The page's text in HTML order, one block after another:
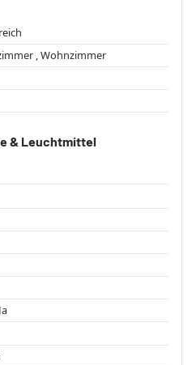
, Wohnzimmer
& Leuchtmittel
Ja